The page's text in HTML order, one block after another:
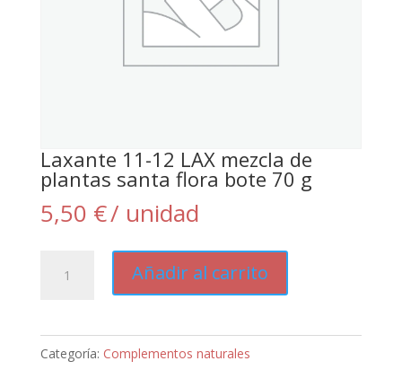
Laxante 11-12 LAX mezcla de
plantas santa flora bote 70 g
5,50 €/ unidad
LAX
mezcla
Añadir al carrito
Categoría: Complementos naturales